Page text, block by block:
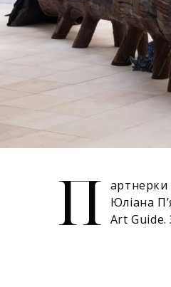
П артнерки
Юліана
Art